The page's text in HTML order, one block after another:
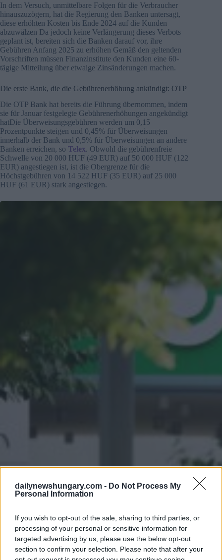
dailynewshungary.com - Do Not Process My
Personal Information
If you wish to opt-out of the sale, sharing to third parties, or
processing of your personal or sensitive information for
targeted advertising by us, please use the below opt-out
section to confirm your selection. Please note that after your
In dem Versuch, unmittelbare Folgen für die Verbraucher
hinauszuzögern, hat die Regierung den Banken untersagt,
diese erhöhten Kosten bis Ende 2024 auf die Kunden
abzuwälzen Da jedoch keine Verlängerung dieses Verbots
geplant ist, bereiten sich die Banken darauf vor, ihre
Gebühren Anfang 2025 zu erhöhen Gemäß den geltenden
Vorschriften müssen Finanzinstitute den Kunden eine 60-
tägige Mitteilung über etwaige Zinsänderungen machen.
Die erste Bank, die die Gebührenerhöhung ankündigt: OTP
Die OTP Bank hat bereits die Führung übernommen, indem
sie für Januar festgelegte Gebührenerhöhungen angekündigt
hatDie Überweisungsgebühren werden um 0,15
Prozentpunkte steigen und 0,45% für Überweisungen
innerhalb der Bank und 0,5% für Überweisungen an andere
Banken erreichen, so Telex. Obwohl die gebührenfreie
Schwelle von 20 000 HUF (49 EUR) auf 50 000 HUF (122
EUR) angestiegen ist, ist die Obergrenze für die
Höchstgebühren von 14 522 HUF (35 EUR) auf 25 000
HUF (61 EUR) stark angestiegen.